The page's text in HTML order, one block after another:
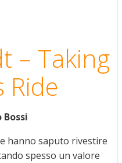
– Taking
Ride
hanno saputo rivestire
spesso un valore